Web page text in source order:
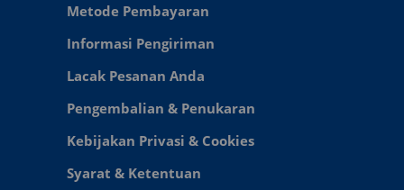
Metode Pembayaran
Informasi Pengiriman
Lacak Pesanan Anda
Pengembalian & Penukaran
Kebijakan Privasi & Cookies
Syarat & Ketentuan